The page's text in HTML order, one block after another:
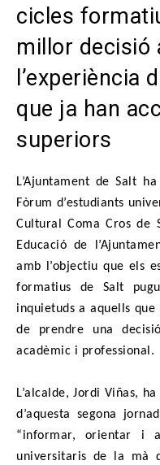
cicles
millor decisió
l’experiència
que ja han
superiors
L’Ajuntament de Salt
Fòrum d’estudiants
Cultural Coma Cros de
Educació de
amb l’objectiu que els
formatius de Salt
inquietuds a aquells
de prendre una
acadèmic i professional.
L’alcalde, Jordi Viñas,
d’aquesta segona
“informar, orientar i
universitaris de la mà